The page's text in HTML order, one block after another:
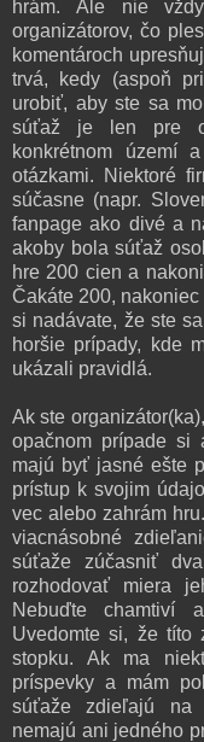
hrám. Ale nie
organizátorov, čo
komentároch
trvá, kedy (aspoň
urobiť, aby ste sa
súťaž je len pre
konkrétnom území
otázkami. Niektoré
súčasne (napr.
fanpage ako divé a
akoby bola súťaž
hre 200 cien a
Čakáte 200,
si nadávate, že ste
horšie prípady, kde
ukázali pravidlá.
Ak ste
opačnom prípade si
majú byť jasné ešte
prístup k svojim
vec alebo zahrám
viacnásobné
súťaže zúčasniť
rozhodovať miera
Nebuďte chamtiví
Uvedomte si, že títo
stopku. Ak ma
príspevky a mám
súťaže zdieľajú na
nemajú ani jedného